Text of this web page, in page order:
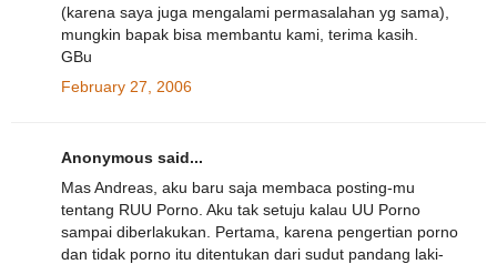
(karena saya juga mengalami permasalahan yg sama),
mungkin bapak bisa membantu kami, terima kasih.
GBu
February 27, 2006
Anonymous said...
Mas Andreas, aku baru saja membaca posting-mu
tentang RUU Porno. Aku tak setuju kalau UU Porno
sampai diberlakukan. Pertama, karena pengertian porno
dan tidak porno itu ditentukan dari sudut pandang laki-